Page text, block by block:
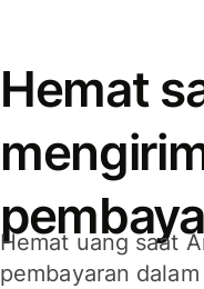
Hemat
Hemat uang saat
pembayaran